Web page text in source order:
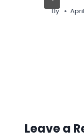
By
Leave a